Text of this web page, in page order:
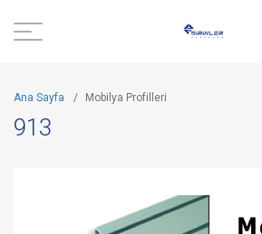
Ana Sayfa / Mobilya Profilleri
913